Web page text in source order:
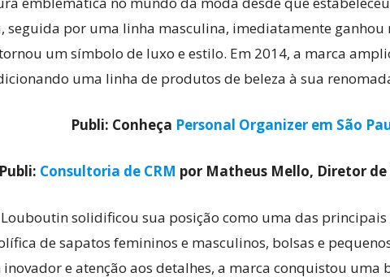
seguida por uma linha masculina, imediatamente ganhou
um símbolo de luxo e estilo. Em 2014, a marca
uma linha de produtos de beleza à sua
Publi: Conheça Personal Organizer em São
Publi: Consultoria de CRM por Matheus Mello, Diretor de
solidificou sua posição como uma das
de sapatos femininos e masculinos, bolsas e
e atenção aos detalhes, a marca conquistou uma